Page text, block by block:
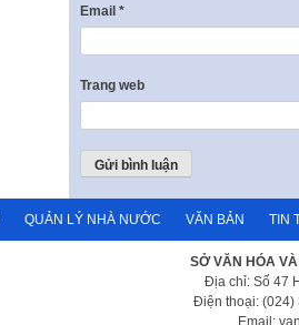
Email *
Trang web
QUẢN LÝ NHÀ NƯỚC VĂN BẢN TIN
SỞ VĂN HÓA
Địa chỉ: Số 47
Điện thoại: (024)